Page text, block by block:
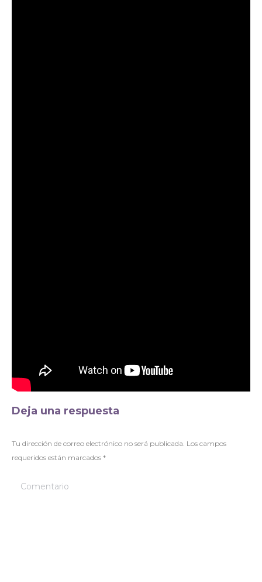
Deja una respuesta
Tu dirección de correo electrónico no será publicada. Los campos
requeridos están marcados *
Comentario